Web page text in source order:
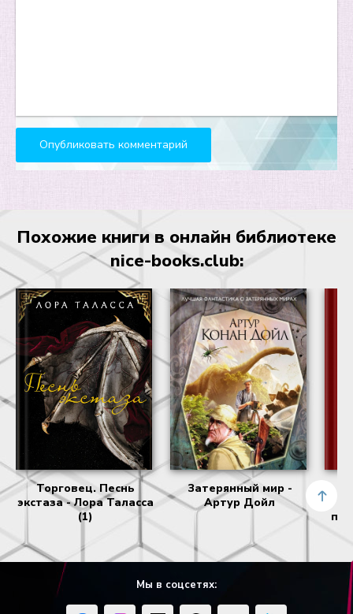
Похожие книги в онлайн библиотеке
nice-books.club:
Торговец. Песнь
экстаза - Лора Таласса
(1)
Затерянный мир -
Артур Дойл
Мы в соцсетях: